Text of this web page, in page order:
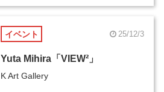
イベント 25/12/3
Yuta Mihira「VIEW²」
K Art Gallery